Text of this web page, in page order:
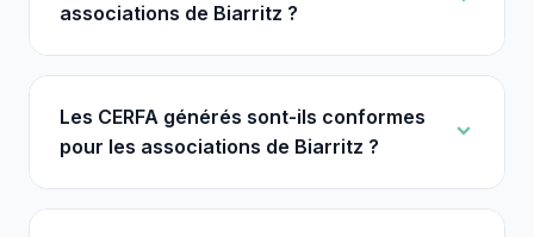
associations de Biarritz ?
Les CERFA générés sont-ils conformes
pour les associations de Biarritz ?